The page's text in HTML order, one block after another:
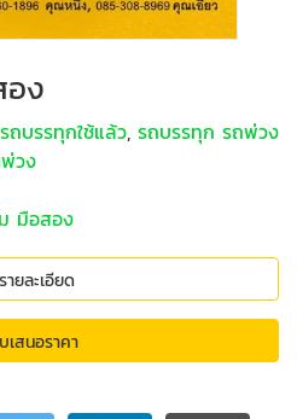
ง
ถบรรทุกใช้แล้ว, รถบรรทุก รถพ่วง
วง
มือสอง
ายละเอียด
เสนอราคา